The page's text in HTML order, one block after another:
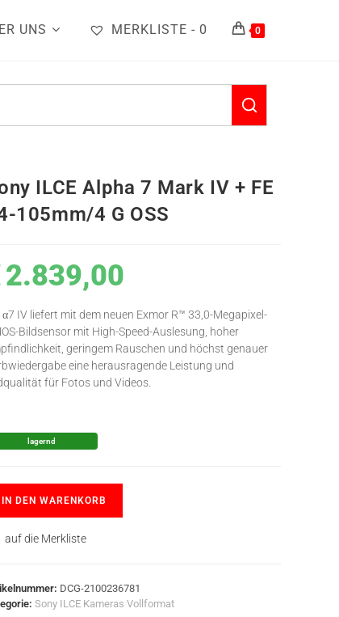
UNS MERKLISTE - 0 0
ILCE Alpha 7 Mark IV + FE
105mm/4 G OSS
2.839,00
α7 IV liefert mit dem neuen Exmor R™ 33,0-Megapixel-
Bildsensor mit High-Speed-Auslesung, hoher
geringem Rauschen und höchst genauer
eine herausragende Leistung und
für Fotos und Videos.
lagernd
IN DEN WARENKORB
auf die Merkliste
DCG-2100236781
Sony ILCE Kameras Vollformat